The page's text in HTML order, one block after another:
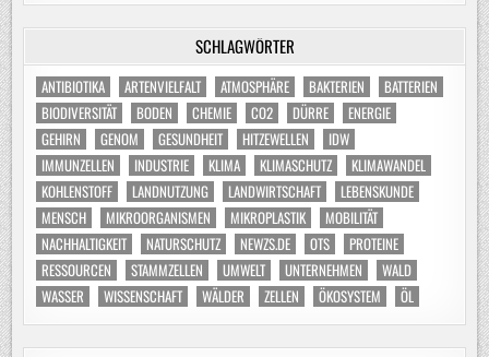
SCHLAGWÖRTER
ANTIBIOTIKA ARTENVIELFALT ATMOSPHÄRE BAKTERIEN
BATTERIEN
BIODIVERSITÄT
BODEN CHEMIE CO2 DÜRRE
ENERGIE
GEHIRN
GENOM GESUNDHEIT HITZEWELLEN
IDW
IMMUNZELLEN
INDUSTRIE KLIMA KLIMASCHUTZ
KLIMAWANDEL
KOHLENSTOFF
LANDNUTZUNG LANDWIRTSCHAFT
LEBENSKUNDE
MENSCH
MIKROORGANISMEN MIKROPLASTIK
MOBILITÄT
NACHHALTIGKEIT
NATURSCHUTZ NEWZS.DE OTS
PROTEINE
RESSOURCEN
STAMMZELLEN UMWELT UNTERNEHMEN
WALD
WASSER
WISSENSCHAFT WÄLDER ZELLEN ÖKOSYSTEM ÖL